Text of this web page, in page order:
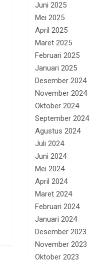
Juni 2025
Mei 2025
April 2025
Maret 2025
Februari 2025
Januari 2025
Desember 2024
November 2024
Oktober 2024
September 2024
Agustus 2024
Juli 2024
Juni 2024
Mei 2024
April 2024
Maret 2024
Februari 2024
Januari 2024
Desember 2023
November 2023
Oktober 2023